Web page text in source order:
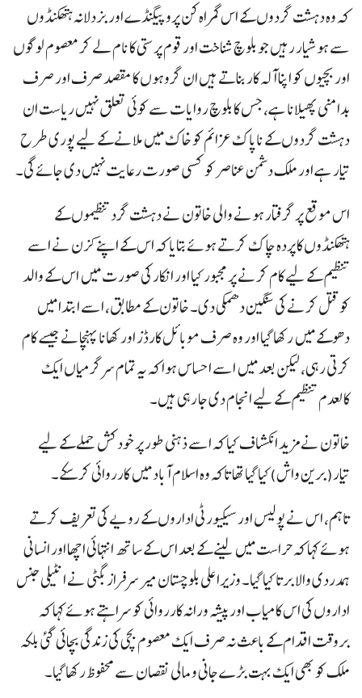
کہ وہ دہشت گردوں کے اس گمراہ کن پروپیگنڈے اور بزدلانہ ہتھکنڈوں
سے ہوشیار رہیں جو بلوچ شناخت اور قوم پرستی کا نام لے کر معصوم لوگوں
اور بچیوں کو اپنا آلہ کار بناتے ہیں ان گروہوں کا مقصد صرف اور صرف
بدامنی پھیلانا ہے، جس کا بلوچ روایات سے کوئی تعلق نہیں ریاست ان
دہشت گردوں کے ناپاک عزائم کو خاک میں ملانے کے لیے پوری طرح
تیار ہے اور ملک دشمن عناصر کو کسی صورت رعایت نہیں دی جائے گی۔
اس موقع پر گرفتار ہونے والی خاتون نے دہشت گرد تنظیموں کے
ہتھکنڈوں کا پردہ چاک کرتے ہوئے بتایا کہ اس کے اپنے کزن نے اسے
تنظیم کے لیے کام کرنے پر مجبور کیا اور انکار کی صورت میں اس کے والد
کو قتل کرنے کی سنگین دھمکی دی۔ خاتون کے مطابق، اسے ابتدا میں
دھوکے میں رکھا گیا اور وہ صرف موبائل کارڈز اور کھانا پہنچانے جیسے کام
کرتی رہی، لیکن بعد میں اسے احساس ہوا کہ یہ تمام سرگرمیاں ایک
کالعدم تنظیم کے لیے انجام دی جا رہی ہیں۔
خاتون نے مزید انکشاف کیا کہ اسے ذہنی طور پر خودکش حملے کے لیے
تیار(برین واش)کیا گیا تھا تاکہ وہ اسلام آباد میں کارروائی کر سکے۔
تاہم، اس نے پولیس اور سیکیورٹی اداروں کے رویے کی تعریف کرتے
ہوئے کہا کہ حراست میں لینے کے بعد اس کے ساتھ انتہائی اچھا اور انسانی
ہمدردی والا برتا کیا گیا۔ وزیراعلی بلوچستان میر سرفراز بگٹی نے انٹیلی جنس
اداروں کی اس کامیاب اور پیشہ ورانہ کارروائی کو سراہتے ہوئے کہا کہ
بروقت اقدام کے باعث نہ صرف ایک معصوم بچی کی زندگی بچائی گئی بلکہ
ملک کو بھی ایک بہت بڑے جانی و مالی نقصان سے محفوظ رکھا گیا۔